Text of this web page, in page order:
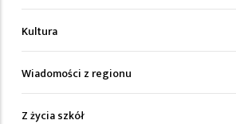
Kultura
Wiadomości z regionu
Z życia szkół